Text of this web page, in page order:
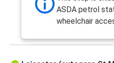
ASDA petrol
wheelchair